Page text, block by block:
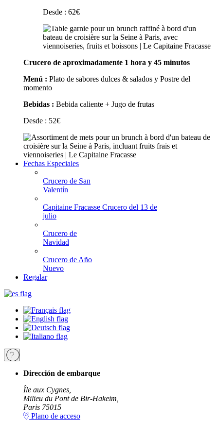
Desde : 62€
Crucero de aproximadamente 1 hora y 45 minutos
Menú : Plato de sabores dulces & salados y Postre del
momento
Bebidas : Bebida caliente + Jugo de frutas
Desde : 52€
Fechas Especiales
Crucero de San
Valentín
Capitaine Fracasse Crucero del 13 de
julio
Crucero de
Navidad
Crucero de Año
Nuevo
Regalar
Dirección de embarque
Île aux Cygnes,
Milieu du Pont de Bir-Hakeim,
Paris 75015
Plano de acceso